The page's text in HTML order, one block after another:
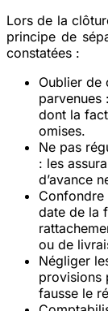
Lors de la
principe de
constatées :
Oublier de
parvenues
dont la
omises.
Ne pas
: les
d’avance
date de la
ou de
Négliger
provisions
fausse le